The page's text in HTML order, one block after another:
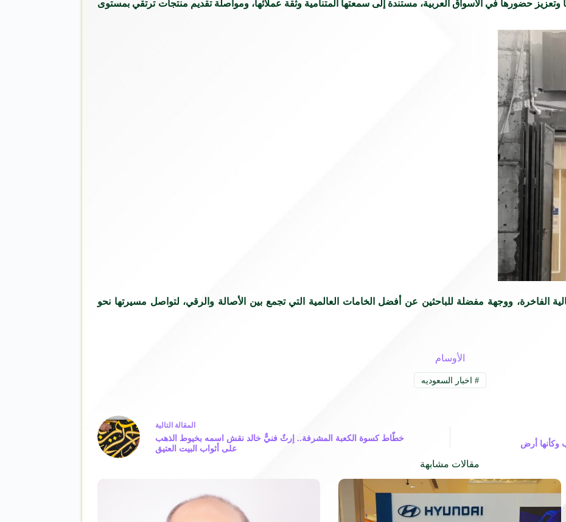
حضورها في الأسواق العربية، مستندة إلى سمعتها المتنامية وثقة عملائها، ومواصلة تقديم منتجات ترتقي بمستوى
الفاخرة، ووجهة مفضلة للباحثين عن أفضل الخامات العالمية التي تجمع بين الأصالة والرقي، لتواصل مسيرتها نحو
الأوسام
# اخبار السعوديه
وكأنها أرض
المقالة التالية
خطّاط كسوة الكعبة المشرفة.. إرثٌ فنيٌّ خالد نقش اسمه بخيوط الذهب
على أثواب البيت العتيق
مقالات مشابهة